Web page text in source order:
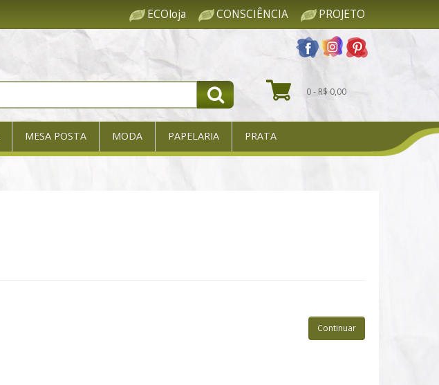
ECOloja CONSCIÊNCIA PROJETO
0 - R$ 0,00
MESA POSTA MODA PAPELARIA PRATA
Continuar